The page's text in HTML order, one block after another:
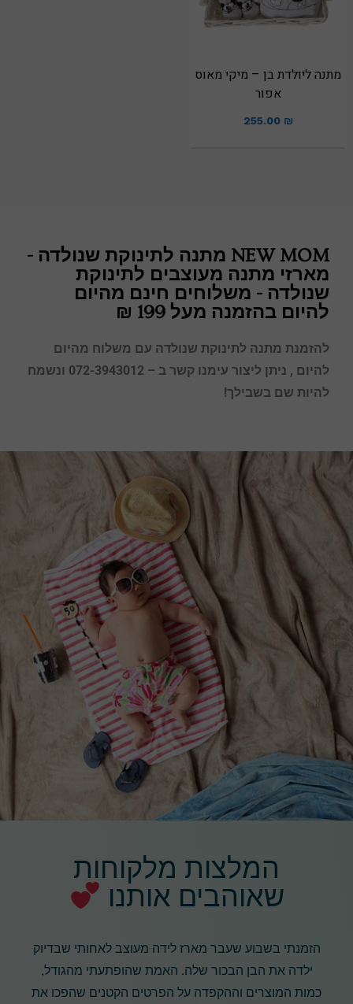
מתנה ליולדת בן – מיקי מאוס
אפור
255.00 ₪
NEW MOM מתנה לתינוקת שנולדה -
מארזי מתנה מעוצבים לתינוקת
שנולדה - משלוחים חינם מהיום
להיום בהזמנה מעל 199 ₪
להזמנת מתנה לתינוקת שנולדה עם משלוח מהיום
להיום ,
ניתן ליצור עימנו קשר ב – 072-3943012 ונשמח
להיות שם בשבילך!
המלצות מלקוחות
שאוהבים אותנו
הזמנתי בשבוע שעבר מארז לידה מעוצב לאחותי שבדיוק
ילדה את הבן הבכור שלה. האמת שהופתעתי מהגודל,
כמות המוצרים וההקפדה על הפרטים הקטנים שהפכו את